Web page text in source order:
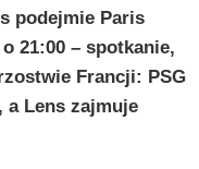
podejmie Paris
21:00 – spotkanie,
Francji: PSG
a Lens zajmuje